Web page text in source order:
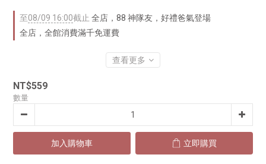
至08/09 16:00截止 全店，88 神隊友，好禮爸氣登場
全店，全館消費滿千免運費
查看更多
NT$559
數量
加入購物車 立即購買